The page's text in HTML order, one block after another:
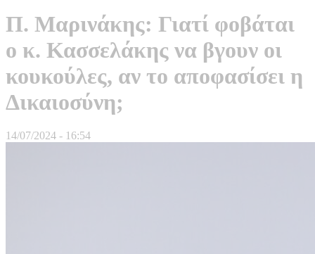
Π. Μαρινάκης: Γιατί φοβάται
ο κ. Κασσελάκης να βγουν οι
κουκούλες, αν το αποφασίσει η
Δικαιοσύνη;
14/07/2024 - 16:54